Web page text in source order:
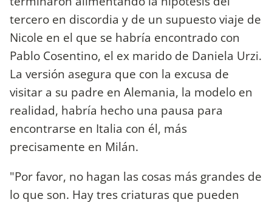
tercero en discordia y de un supuesto viaje de
Nicole en el que se habría encontrado con
Pablo Cosentino, el ex marido de Daniela Urzi.
La versión asegura que con la excusa de
visitar a su padre en Alemania, la modelo en
realidad, habría hecho una pausa para
encontrarse en Italia con él, más
precisamente en Milán.
"Por favor, no hagan las cosas más grandes de
lo que son. Hay tres criaturas que pueden